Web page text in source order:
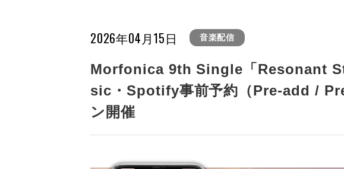
2026年04月15日 音楽配信
Morfonica 9th Single「Resonant
sic・Spotify事前予約（Pre-add /
ン開催